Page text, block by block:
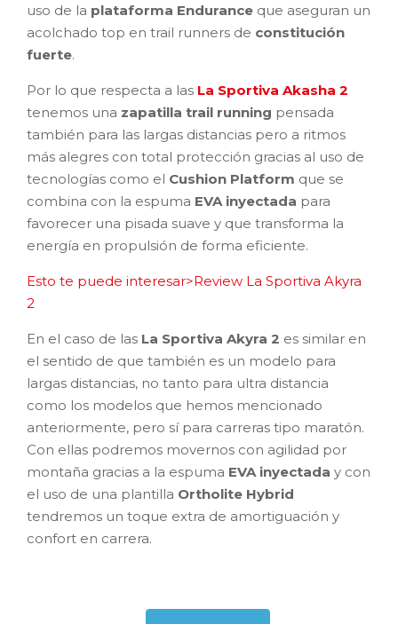
uso de la plataforma Endurance que aseguran un
acolchado top en trail runners de constitución
fuerte.
Por lo que respecta a las La Sportiva Akasha 2
tenemos una zapatilla trail running pensada
también para las largas distancias pero a ritmos
más alegres con total protección gracias al uso de
tecnologías como el Cushion Platform que se
combina con la espuma EVA inyectada para
favorecer una pisada suave y que transforma la
energía en propulsión de forma eficiente.
Esto te puede interesar>Review La Sportiva Akyra
2
En el caso de las La Sportiva Akyra 2 es similar en
el sentido de que también es un modelo para
largas distancias, no tanto para ultra distancia
como los modelos que hemos mencionado
anteriormente, pero sí para carreras tipo maratón.
Con ellas podremos movernos con agilidad por
montaña gracias a la espuma EVA inyectada y con
el uso de una plantilla Ortholite Hybrid
tendremos un toque extra de amortiguación y
confort en carrera.